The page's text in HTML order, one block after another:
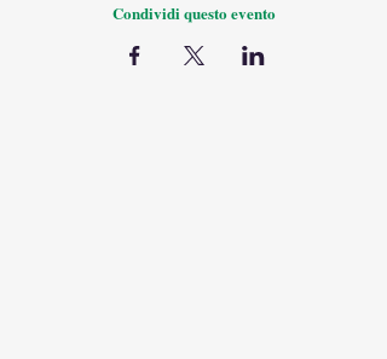
Condividi questo evento